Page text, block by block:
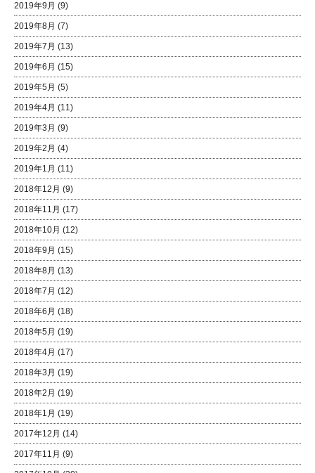
2019年9月 (9)
2019年8月 (7)
2019年7月 (13)
2019年6月 (15)
2019年5月 (5)
2019年4月 (11)
2019年3月 (9)
2019年2月 (4)
2019年1月 (11)
2018年12月 (9)
2018年11月 (17)
2018年10月 (12)
2018年9月 (15)
2018年8月 (13)
2018年7月 (12)
2018年6月 (18)
2018年5月 (19)
2018年4月 (17)
2018年3月 (19)
2018年2月 (19)
2018年1月 (19)
2017年12月 (14)
2017年11月 (9)